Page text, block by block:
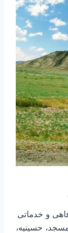
و خدماتی
حسینیه،